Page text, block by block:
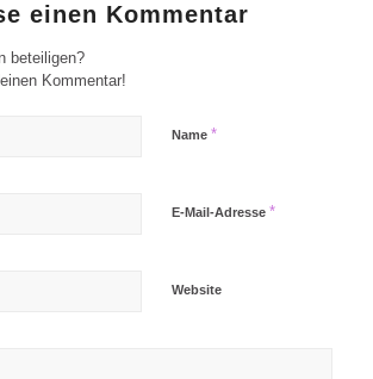
einen Kommentar
beteiligen?
Kommentar!
Name *
E-Mail-Adresse *
Website